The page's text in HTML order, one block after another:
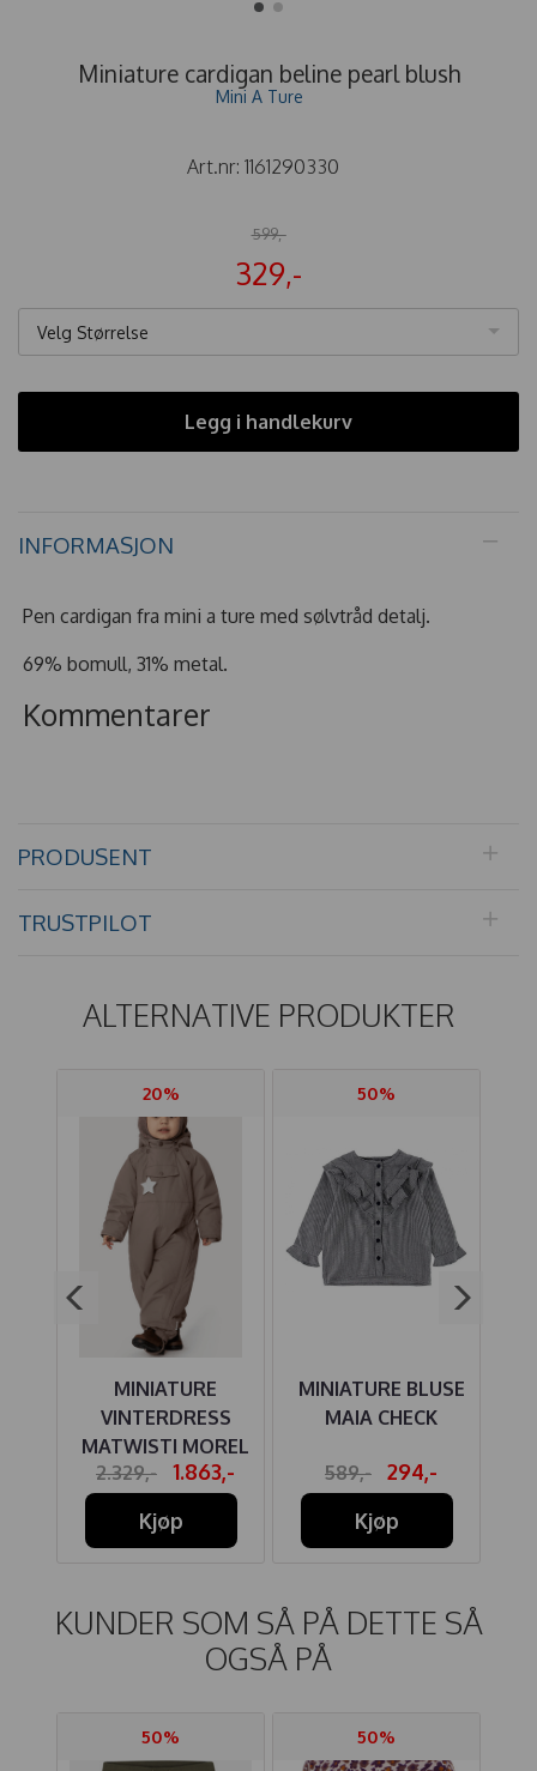
Miniature cardigan beline pearl blush
Mini A Ture
Art.nr: 1161290330
599,-
329,-
Velg Størrelse
Legg i handlekurv
INFORMASJON
Pen cardigan fra mini a ture med sølvtråd detalj.
69% bomull, 31% metal.
Kommentarer
PRODUSENT
TRUSTPILOT
ALTERNATIVE PRODUKTER
20%
MINIATURE
VINTERDRESS
MATWISTI MOREL
GREY
2.329,-
1.863,-
Kjøp
50%
MINIATURE BLUSE
MAIA CHECK
589,-
294,-
Kjøp
KUNDER SOM SÅ PÅ DETTE SÅ
OGSÅ PÅ
50% 50%